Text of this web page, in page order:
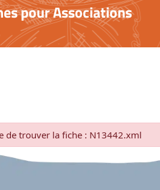
pour Associations
de trouver la fiche : N13442.xml